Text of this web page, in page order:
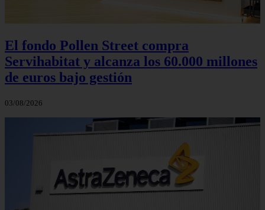
El fondo Pollen Street compra
Servihabitat y alcanza los 60.000 millones
de euros bajo gestión
03/08/2026